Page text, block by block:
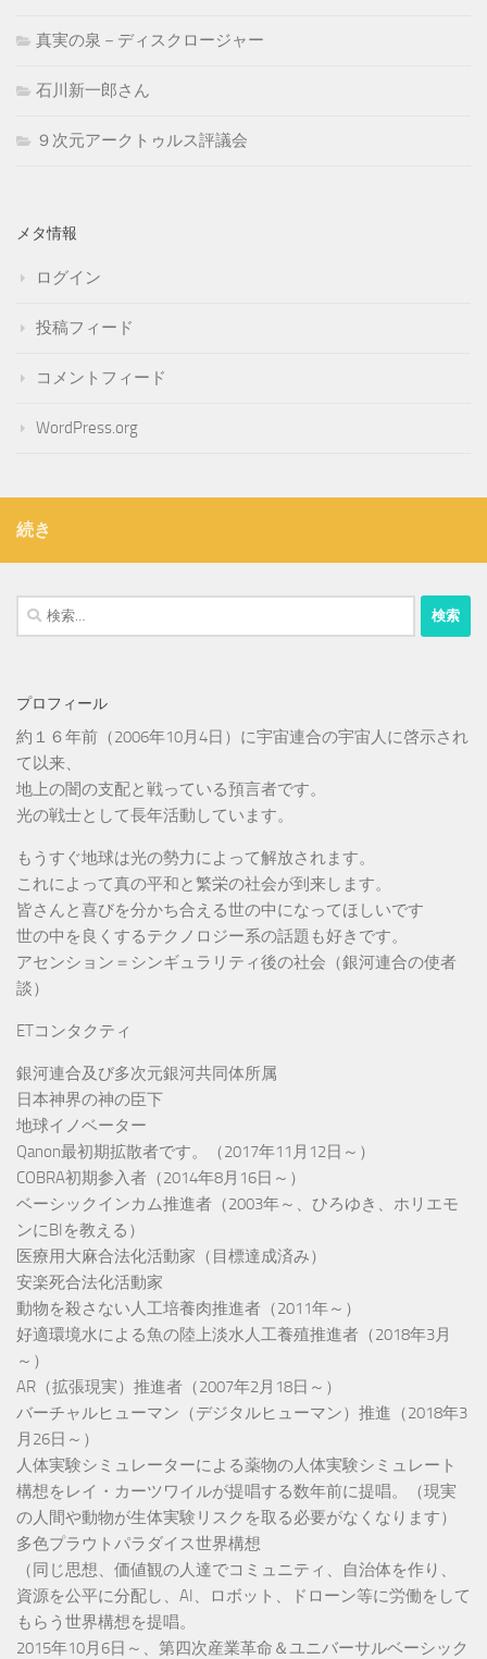
真実の泉－ディスクロージャー
石川新一郎さん
９次元アークトゥルス評議会
メタ情報
ログイン
投稿フィード
コメントフィード
WordPress.org
続き
検
索:
プロフィール
約１６年前（2006年10月4日）に宇宙連合の宇宙人に啓示され
て以来、
地上の闇の支配と戦っている預言者です。
光の戦士として長年活動しています。
もうすぐ地球は光の勢力によって解放されます。
これによって真の平和と繁栄の社会が到来します。
皆さんと喜びを分かち合える世の中になってほしいです
世の中を良くするテクノロジー系の話題も好きです。
アセンション＝シンギュラリティ後の社会（銀河連合の使者
談）
ETコンタクティ
銀河連合及び多次元銀河共同体所属
日本神界の神の臣下
地球イノベーター
Qanon最初期拡散者です。（2017年11月12日～）
COBRA初期参入者（2014年8月16日～）
ベーシックインカム推進者（2003年～、ひろゆき、ホリエモ
ンにBIを教える）
医療用大麻合法化活動家（目標達成済み）
安楽死合法化活動家
動物を殺さない人工培養肉推進者（2011年～）
好適環境水による魚の陸上淡水人工養殖推進者（2018年3月
～）
AR（拡張現実）推進者（2007年2月18日～）
バーチャルヒューマン（デジタルヒューマン）推進（2018年3
月26日～）
人体実験シミュレーターによる薬物の人体実験シミュレート
構想をレイ・カーツワイルが提唱する数年前に提唱。（現実
の人間や動物が生体実験リスクを取る必要がなくなります）
多色プラウトパラダイス世界構想
（同じ思想、価値観の人達でコミュニティ、自治体を作り、
資源を公平に分配し、AI、ロボット、ドローン等に労働をして
もらう世界構想を提唱。
2015年10月6日～、第四次産業革命＆ユニバーサルベーシック